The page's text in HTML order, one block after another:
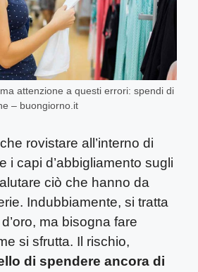
attenzione a questi errori: spendi di
– buongiorno.it
rovistare all’interno di
i capi d’abbigliamento sugli
ciò che hanno da
Indubbiamente, si tratta
ma bisogna fare
si sfrutta. Il rischio,
di spendere ancora di